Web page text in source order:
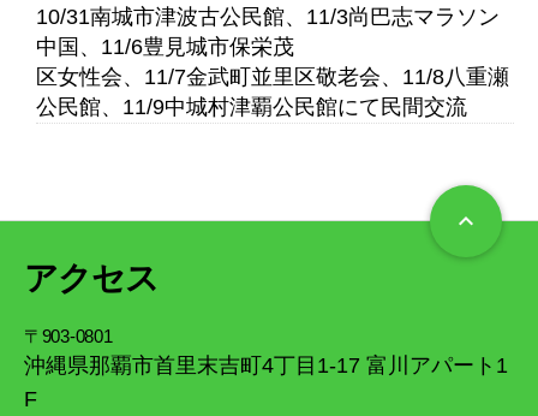
10/31南城市津波古公民館、11/3尚巴志マラソン
中国、11/6豊見城市保栄茂
区女性会、11/7金武町並里区敬老会、11/8八重瀬
公民館、11/9中城村津覇公民館にて民間交流
keyboard_arrow_up
アクセス
〒903-0801
沖縄県那覇市首里末吉町4丁目1-17 富川アパート1
F